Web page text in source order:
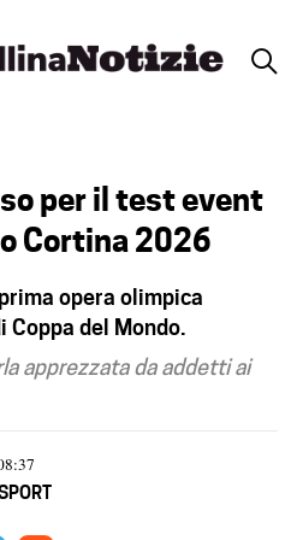
per il test event
Cortina 2026
opera olimpica
del Mondo.
apprezzata da addetti ai